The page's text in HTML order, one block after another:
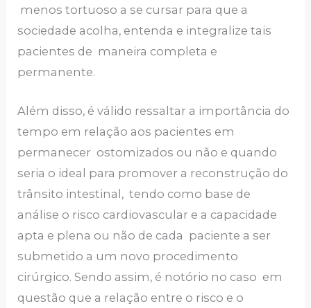
menos tortuoso a se cursar para que a
sociedade acolha, entenda e integralize tais
pacientes de maneira completa e
permanente.
Além disso, é válido ressaltar a importância do
tempo em relação aos pacientes em
permanecer ostomizados ou não e quando
seria o ideal para promover a reconstrução do
trânsito intestinal, tendo como base de
análise o risco cardiovascular e a capacidade
apta e plena ou não de cada paciente a ser
submetido a um novo procedimento
cirúrgico. Sendo assim, é notório no caso em
questão que a relação entre o risco e o